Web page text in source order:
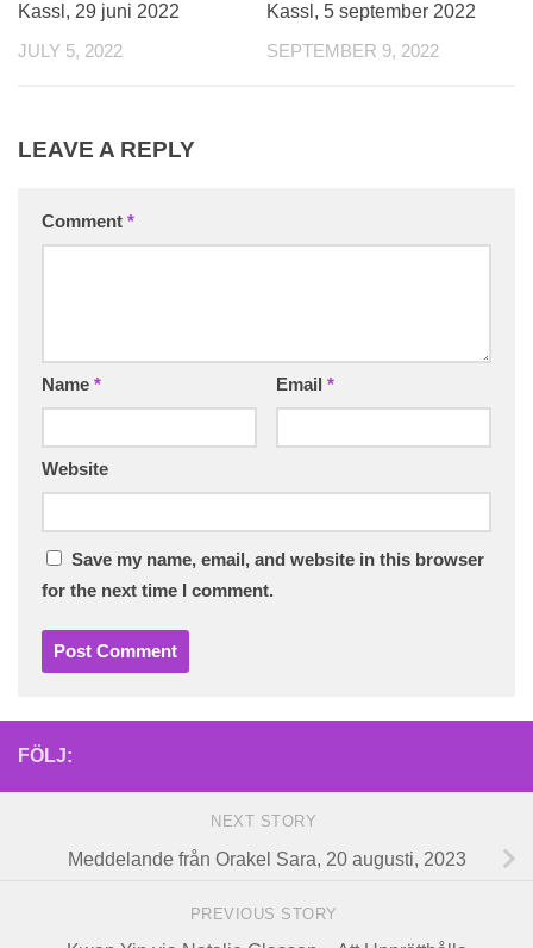
Kassl, 29 juni 2022
JULY 5, 2022
Kassl, 5 september 2022
SEPTEMBER 9, 2022
LEAVE A REPLY
Comment *
Name * Email *
Website
Save my name, email, and website in this browser
for the next time I comment.
FÖLJ:
NEXT STORY
Meddelande från Orakel Sara, 20 augusti, 2023
PREVIOUS STORY